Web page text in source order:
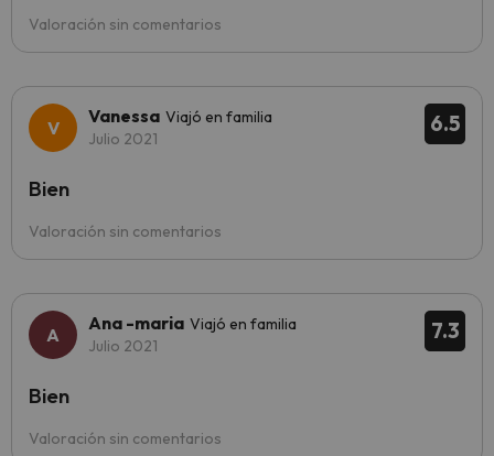
Valoración sin comentarios
6.5
Vanessa Viajó en familia
Julio 2021
Valoración sin comentarios
Bien
7.3
Ana -maria Viajó en familia
Julio 2021
Valoración sin comentarios
Bien